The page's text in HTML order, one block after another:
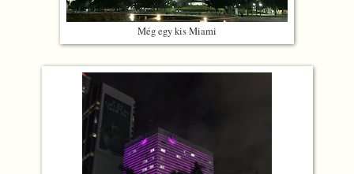
Még egy kis Miami